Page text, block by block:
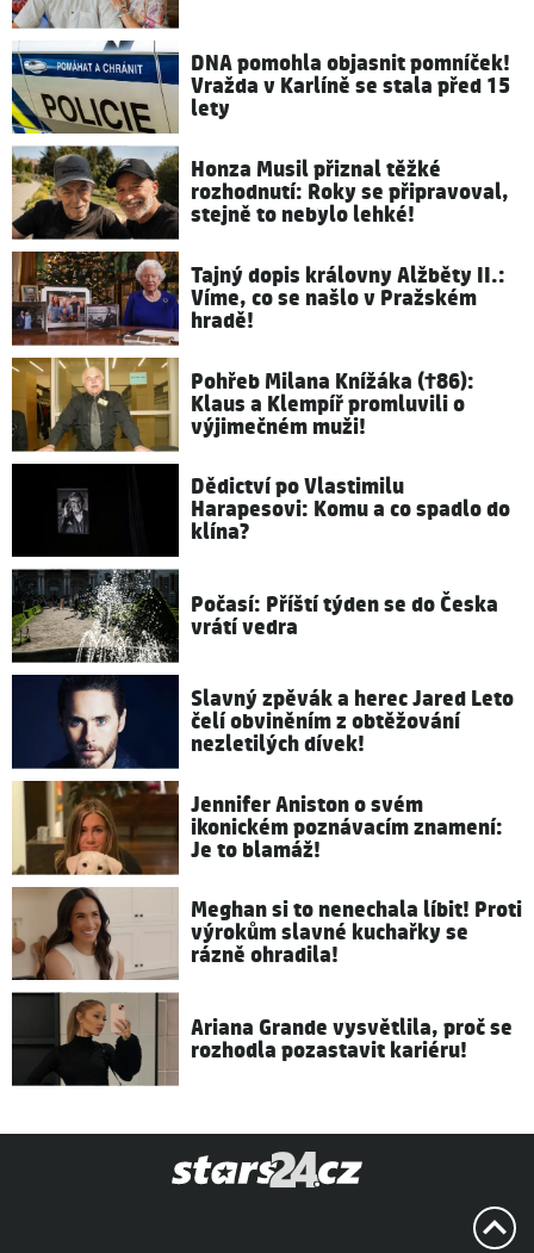
DNA pomohla objasnit pomníček!
Vražda v Karlíně se stala před 15
lety
Honza Musil přiznal těžké
rozhodnutí: Roky se připravoval,
stejně to nebylo lehké!
Tajný dopis královny Alžběty II.:
Víme, co se našlo v Pražském
hradě!
Pohřeb Milana Knížáka (†86):
Klaus a Klempíř promluvili o
výjimečném muži!
Dědictví po Vlastimilu
Harapesovi: Komu a co spadlo do
klína?
Počasí: Příští týden se do Česka
vrátí vedra
Slavný zpěvák a herec Jared Leto
čelí obviněním z obtěžování
nezletilých dívek!
Jennifer Aniston o svém
ikonickém poznávacím znamení:
Je to blamáž!
Meghan si to nenechala líbit! Proti
výrokům slavné kuchařky se
rázně ohradila!
Ariana Grande vysvětlila, proč se
rozhodla pozastavit kariéru!